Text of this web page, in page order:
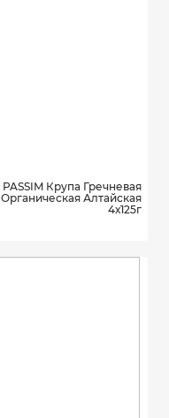
PASSIM Крупа Гречневая
Органическая Алтайская
4х125г